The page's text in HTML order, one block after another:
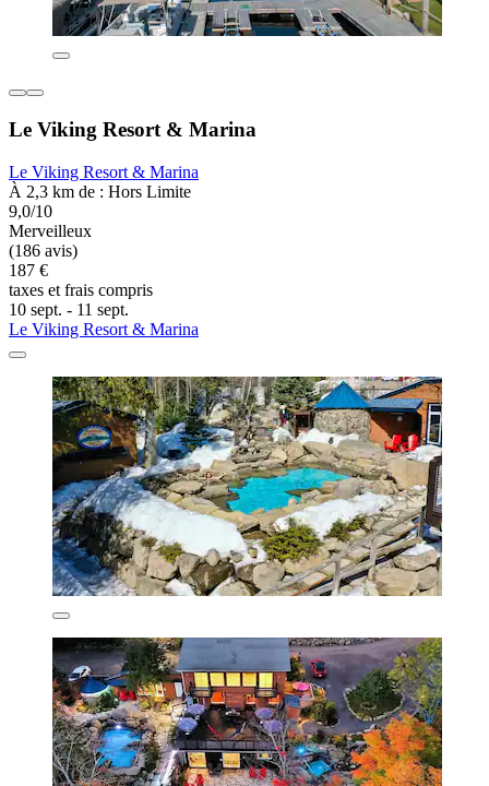
Le Viking Resort & Marina
Le Viking Resort & Marina
À 2,3 km de : Hors Limite
9,0/10
Merveilleux
(186 avis)
187 €
taxes et frais compris
10 sept. - 11 sept.
Le Viking Resort & Marina